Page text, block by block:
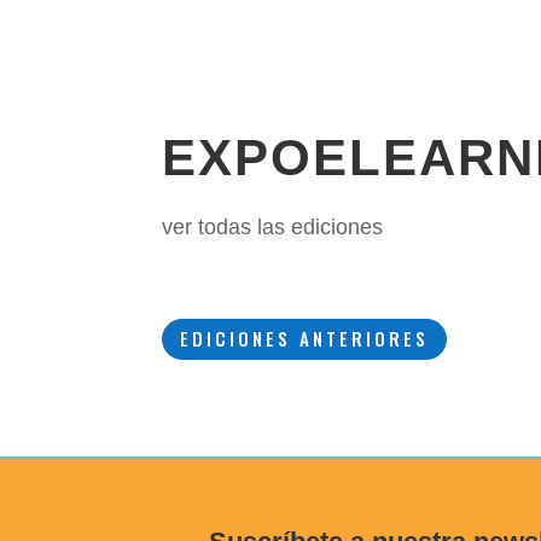
ver todas las ediciones
EDICIONES ANTERIORES